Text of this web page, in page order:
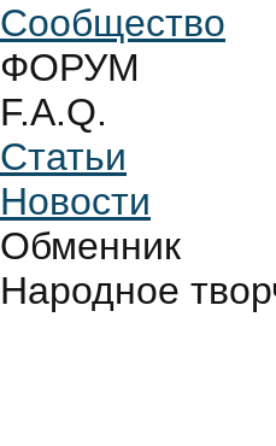
Сообщество
ФОРУМ
F.A.Q.
Статьи
Новости
Обменник
Народное